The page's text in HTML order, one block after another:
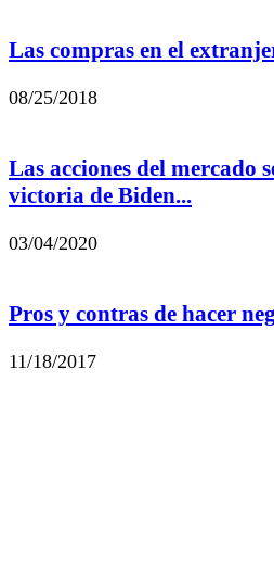
Las compras en el
08/25/2018
Las acciones del mercado
victoria de Biden...
03/04/2020
Pros y contras de hacer
11/18/2017